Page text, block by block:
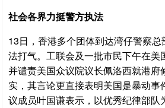
社会各界力挺警方执法
13日，香港多个团体到达湾仔警察
法打气。工联会及一批市民下午在美
并谴责美国众议院议长佩洛西就港府
实，其言论更直接表明美国是暴动事
议成员叶国谦表示，以优秀纪律部队